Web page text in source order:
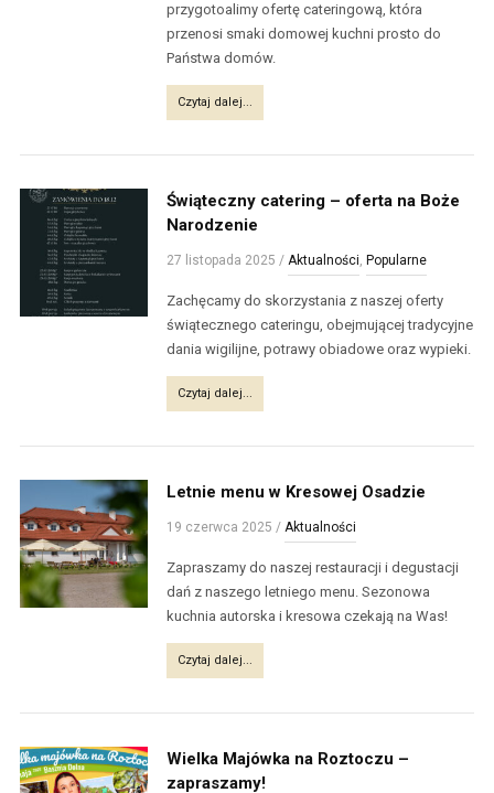
przygotoalimy ofertę cateringową, która
przenosi smaki domowej kuchni prosto do
Państwa domów.
Czytaj dalej...
Świąteczny catering – oferta na Boże
Narodzenie
27 listopada 2025 /Aktualności, Popularne
Zachęcamy do skorzystania z naszej oferty
świątecznego cateringu, obejmującej tradycyjne
dania wigilijne, potrawy obiadowe oraz wypieki.
Czytaj dalej...
Letnie menu w Kresowej Osadzie
19 czerwca 2025 /Aktualności
Zapraszamy do naszej restauracji i degustacji
dań z naszego letniego menu. Sezonowa
kuchnia autorska i kresowa czekają na Was!
Czytaj dalej...
Wielka Majówka na Roztoczu –
zapraszamy!